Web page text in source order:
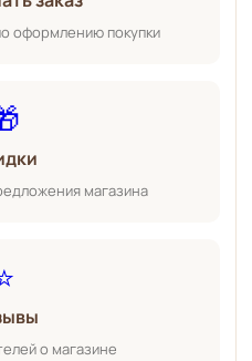
оформлению покупки
магазина
о магазине